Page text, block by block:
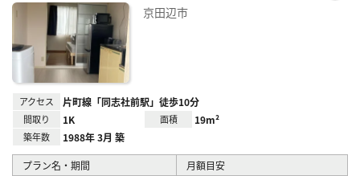
京田辺市
アクセス 片町線「同志社前駅」徒歩10分
間取り 1K 面積 19m²
築年数 1988年 3月 築
プラン名・期間
月額目安